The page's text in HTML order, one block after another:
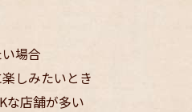
場合
しみたいとき
な店舗が多い